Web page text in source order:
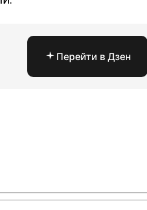
Перейти в Дзен